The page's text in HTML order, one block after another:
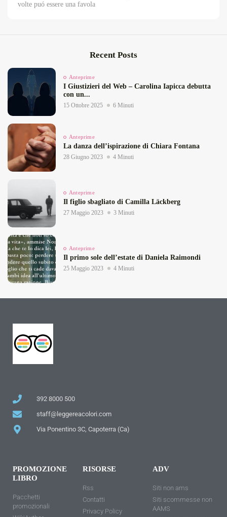
volte puó essere una favola
Recent Posts
Anteprime
I Giustizieri del Web – Carolina Iapicca debutta
con un...
15 Ottobre 2025 6 Minuti
Anteprime
La danza dell’ispirazione di Chiara Fontana
28 Giugno 2023 4 Minuti
Anteprime
Il figlio sbagliato di Camilla Läckberg
27 Maggio 2023 3 Minuti
Anteprime
Il primo sole dell’estate di Daniela Raimondi
25 Maggio 2023 4 Minuti
392 8000 500
staff@leggereacolori.com
Via Ponentino 3C, Capoterra (Ca)
PROMOZIONE
LIBRO
Pacchetti
promozionali
RISORSE
Rss
Contatti
Privacy Policy
ADV
Siti non ams
Siti scommesse non
AAMS